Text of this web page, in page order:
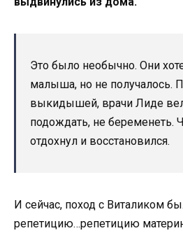
Это было необычно. Они
малыша, но не получалось.
выкидышей, врачи Лиде
подождать, не беременеть.
отдохнул и восстановился.
И сейчас, поход с Виталиком
репетицию…репетицию